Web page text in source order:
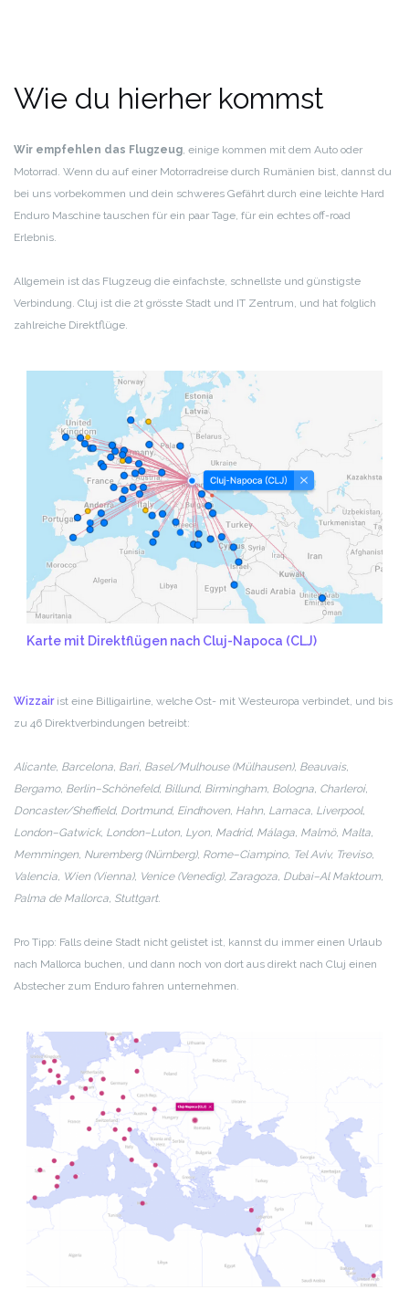
Wie du hierher kommst
Wir empfehlen das Flugzeug, einige kommen mit dem Auto oder
Motorrad. Wenn du auf einer Motorradreise durch Rumänien bist, dannst du
bei uns vorbekommen und dein schweres Gefährt durch eine leichte Hard
Enduro Maschine tauschen für ein paar Tage, für ein echtes off-road
Erlebnis.
Allgemein ist das Flugzeug die einfachste, schnellste und günstigste
Verbindung. Cluj ist die 2t grösste Stadt und IT Zentrum, und hat folglich
zahlreiche Direktflüge.
Karte mit Direktflügen nach Cluj-Napoca (CLJ)
Wizzairist eine Billigairline, welche Ost- mit Westeuropa verbindet, und bis
zu 46 Direktverbindungen betreibt:
Alicante, Barcelona, Bari, Basel/Mulhouse (Mülhausen), Beauvais,
Bergamo, Berlin–Schönefeld, Billund, Birmingham, Bologna, Charleroi,
Doncaster/Sheffield, Dortmund, Eindhoven, Hahn, Larnaca, Liverpool,
London–Gatwick, London–Luton, Lyon, Madrid, Málaga, Malmö, Malta,
Memmingen, Nuremberg (Nürnberg), Rome–Ciampino, Tel Aviv, Treviso,
Valencia, Wien (Vienna), Venice (Venedig), Zaragoza, Dubai–Al Maktoum,
Palma de Mallorca, Stuttgart.
Pro Tipp: Falls deine Stadt nicht gelistet ist, kannst du immer einen Urlaub
nach Mallorca buchen, und dann noch von dort aus direkt nach Cluj einen
Abstecher zum Enduro fahren unternehmen.